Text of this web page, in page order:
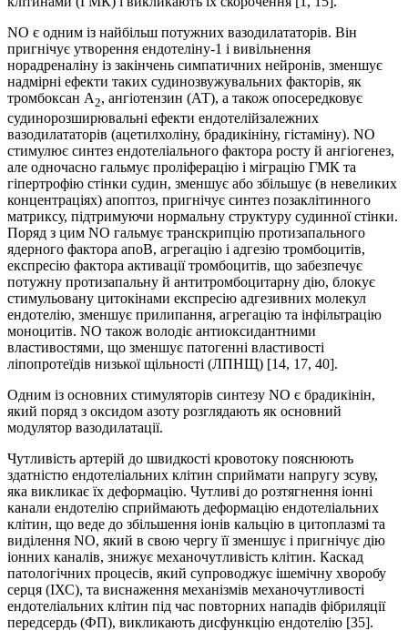
NO є одним із найбільш потужних вазодилататорів. Він
пригнічує утворення ендотеліну-1 і вивільнення
норадреналіну із закінчень симпатичних нейронів, зменшує
надмірні ефекти таких судинозвужувальних факторів, як
тромбоксан А2, ангіотензин (АТ), а також опосередковує
судинорозширювальні ефекти ендотелійзалежних
вазодилататорів (ацетилхоліну, брадикініну, гістаміну). NO
стимулює синтез ендотеліального фактора росту й ангіогенез,
але одночасно гальмує проліферацію і міграцію ГМК та
гіпертрофію стінки судин, зменшує або збільшує (в невеликих
концентраціях) апоптоз, пригнічує синтез позаклітинного
матриксу, підтримуючи нормальну структуру судинної стінки.
Поряд з цим NO гальмує транскрипцію протизапального
ядерного фактора апоВ, агрегацію і адгезію тромбоцитів,
експресію фактора активації тромбоцитів, що забезпечує
потужну протизапальну й антитромбоцитарну дію, блокує
стимульовану цитокінами експресію адгезивних молекул
ендотелію, зменшує прилипання, агрегацію та інфільтрацію
моноцитів. NO також володіє антиоксидантними
властивостями, що зменшує патогенні властивості
ліпопротеїдів низької щільності (ЛПНЩ) [14, 17, 40].
Одним із основних стимуляторів синтезу NO є брадикінін,
який поряд з оксидом азоту розглядають як основний
модулятор вазодилатації.
Чутливість артерій до швидкості кровотоку пояснюють
здатністю ендотеліальних клітин сприймати напругу зсуву,
яка викликає їх деформацію. Чутливі до розтягнення іонні
канали ендотелію сприймають деформацію ендотеліальних
клітин, що веде до збільшення іонів кальцію в цитоплазмі та
виділення NO, який в свою чергу її зменшує і пригнічує дію
іонних каналів, знижує механочутливість клітин. Каскад
патологічних процесів, який супроводжує ішемічну хворобу
серця (ІХС), та виснаження механізмів механочутливості
ендотеліальних клітин під час повторних нападів фібриляції
передсердь (ФП), викликають дисфункцію ендотелію [35].